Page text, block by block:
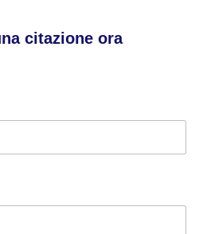
citazione ora